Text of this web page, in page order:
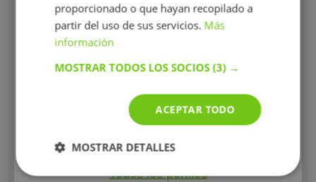
Mostrar perfil
Todos los perfiles
proporcionado o que hayan recopilado a
partir del uso de sus servicios. Más
información
MOSTRAR TODOS LOS SOCIOS(3) →
ACEPTAR TODO
MOSTRAR DETALLES